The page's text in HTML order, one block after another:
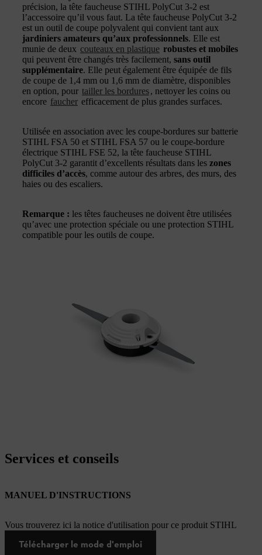
précision, la tête faucheuse STIHL PolyCut 3-2 est
l’accessoire qu’il vous faut. La tête faucheuse PolyCut 3-2
est un outil de coupe polyvalent qui convient tant aux
jardiniers amateurs qu’aux professionnels. Elle est
munie de deux couteaux en plastique robustes et mobiles
qui peuvent être changés très facilement, sans outil
supplémentaire. Elle peut également être équipée de fils
de coupe de 1,4 mm ou 1,6 mm de diamètre, disponibles
en option, pour tailler les bordures, nettoyer les coins ou
encore faucher efficacement de plus grandes surfaces.
Utilisée en association avec les coupe-bordures sur batterie
STIHL FSA 50 et STIHL FSA 57 ou le coupe-bordure
électrique STIHL FSE 52, la tête faucheuse STIHL
PolyCut 3-2 garantit d’excellents résultats dans les zones
difficiles d’accès, comme autour des arbres, des murs, des
haies ou des escaliers.
Remarque : les têtes faucheuses ne doivent être utilisées
qu’avec une protection spéciale ou une protection STIHL
compatible pour les outils de coupe.
Services et conseils
MANUEL D'INSTRUCTIONS
Vous trouverez ici la notice d'utilisation pour ce produit STIHL
Télécharger le mode d'emploi